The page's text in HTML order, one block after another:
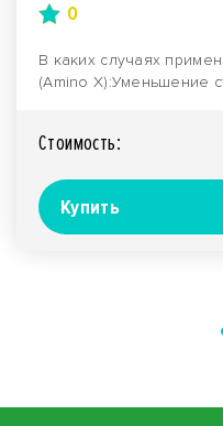
0
В каких случаях
(Amino X):Уменьшение
Стоимость:
Купить